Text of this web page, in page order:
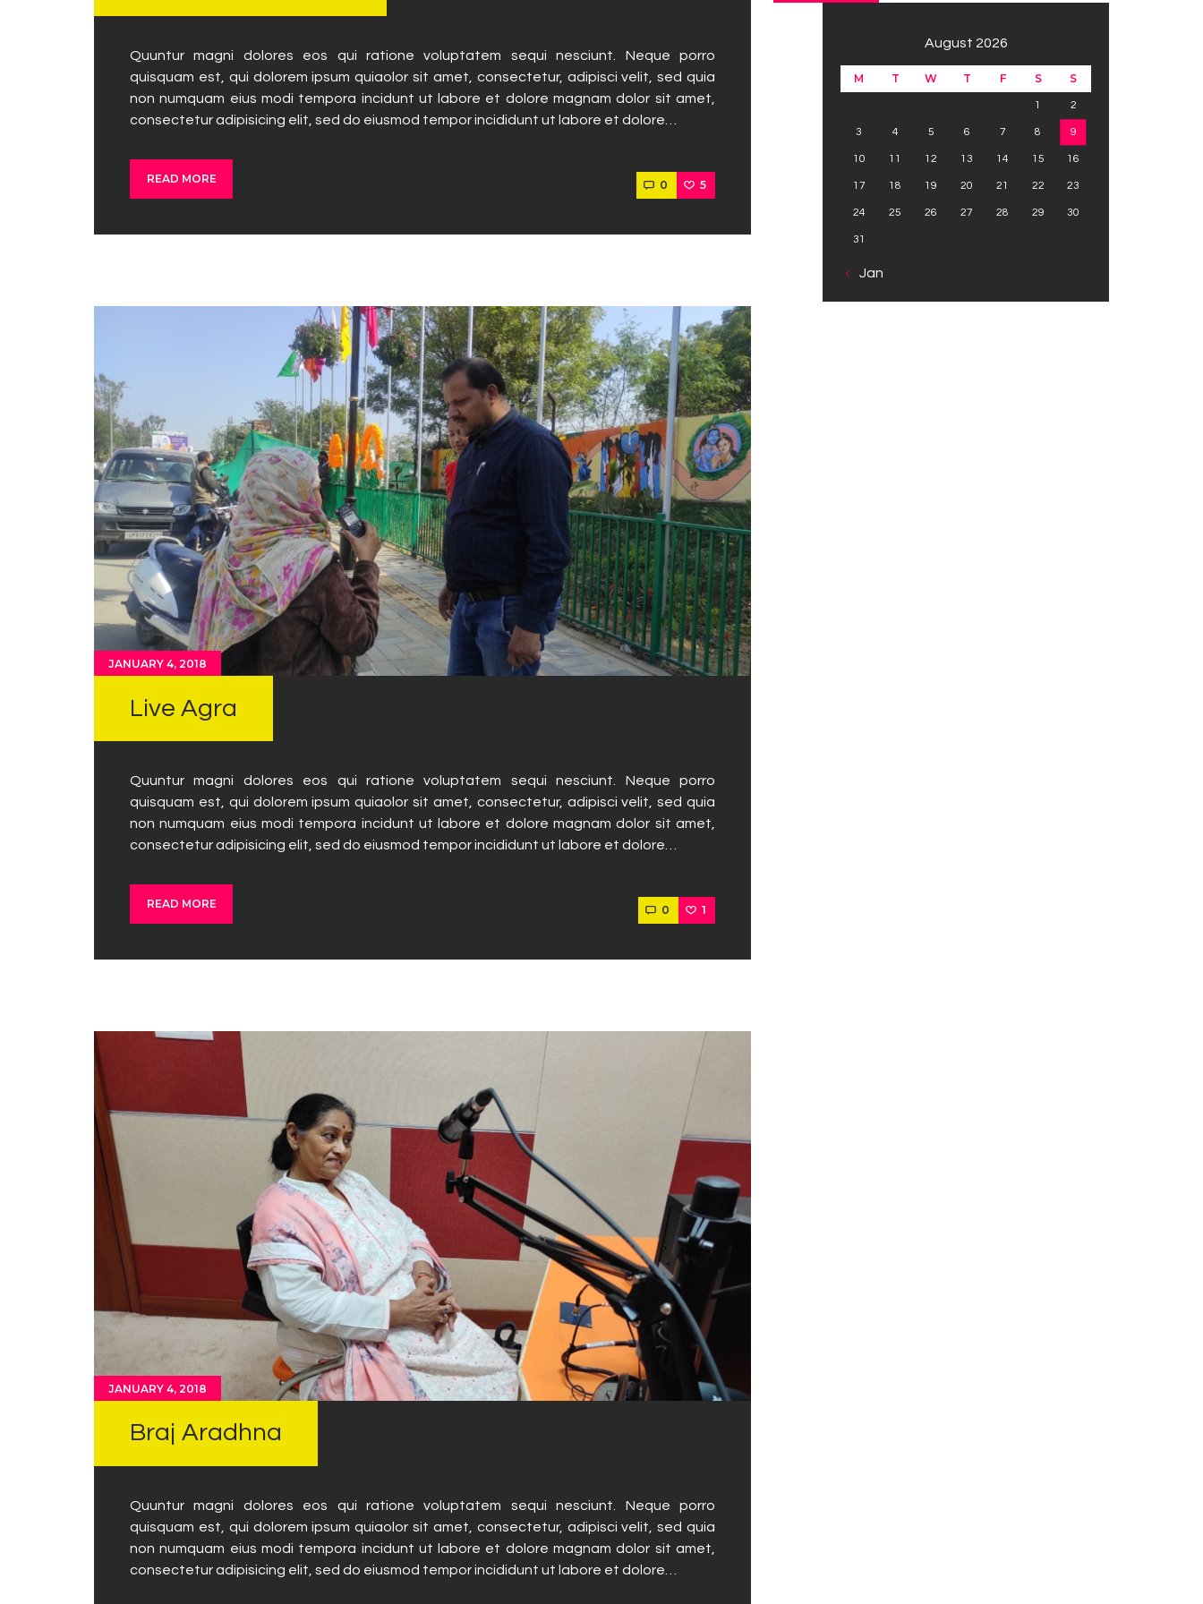
Quuntur magni dolores eos qui ratione voluptatem sequi nesciunt. Neque porro
quisquam est, qui dolorem ipsum quiaolor sit amet, consectetur, adipisci velit, sed quia
non numquam eius modi tempora incidunt ut labore et dolore magnam dolor sit amet,
consectetur adipisicing elit, sed do eiusmod tempor incididunt ut labore et dolore…
READ MORE 0 5
JANUARY 4, 2018
Live Agra
Quuntur magni dolores eos qui ratione voluptatem sequi nesciunt. Neque porro
quisquam est, qui dolorem ipsum quiaolor sit amet, consectetur, adipisci velit, sed quia
non numquam eius modi tempora incidunt ut labore et dolore magnam dolor sit amet,
consectetur adipisicing elit, sed do eiusmod tempor incididunt ut labore et dolore…
READ MORE 0 1
JANUARY 4, 2018
Braj Aradhna
Quuntur magni dolores eos qui ratione voluptatem sequi nesciunt. Neque porro
quisquam est, qui dolorem ipsum quiaolor sit amet, consectetur, adipisci velit, sed quia
non numquam eius modi tempora incidunt ut labore et dolore magnam dolor sit amet,
consectetur adipisicing elit, sed do eiusmod tempor incididunt ut labore et dolore…
August 2026
M T W T F S S
1 2
3 4 5 6 7 8 9
10 11 12 13 14 15 16
17 18 19 20 21 22 23
24 25 26 27 28 29 30
31
« Jan